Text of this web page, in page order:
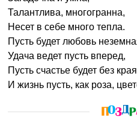
Талантлива, многогранна,
Несет в себе много тепла.
Пусть будет любовь
Удача ведет пусть вперед,
Пусть счастье будет без
И жизнь пусть, как роза,